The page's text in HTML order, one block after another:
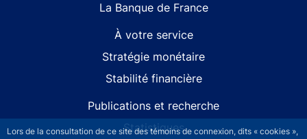
Lors de la consultation de ce site des témoins de connexion, dits « cookies »,
La Banque de France
À votre service
Stratégie monétaire
Stabilité financière
Publications et recherche
Statistiques